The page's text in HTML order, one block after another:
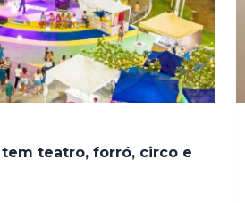
teatro, forró, circo e